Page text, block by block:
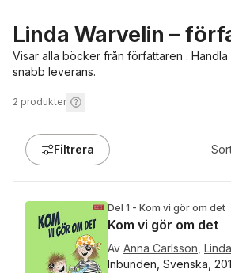
Linda Warvelin –
Visar alla böcker från författaren .
snabb leverans.
2 produkter
Filtrera
Del 1 - Kom vi gör om det
Kom vi gör om det
Av Anna Carlsson
Inbunden, Svenska,